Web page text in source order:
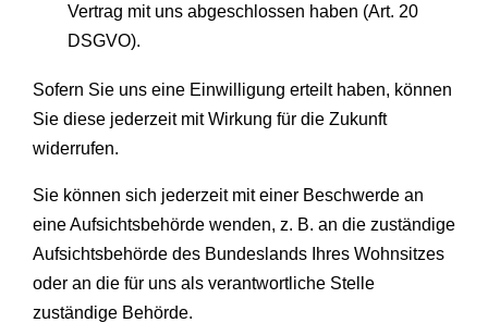
Vertrag mit uns abgeschlossen haben (Art. 20
DSGVO).
Sofern Sie uns eine Einwilligung erteilt haben, können
Sie diese jederzeit mit Wirkung für die Zukunft
widerrufen.
Sie können sich jederzeit mit einer Beschwerde an
eine Aufsichtsbehörde wenden, z. B. an die zuständige
Aufsichtsbehörde des Bundeslands Ihres Wohnsitzes
oder an die für uns als verantwortliche Stelle
zuständige Behörde.